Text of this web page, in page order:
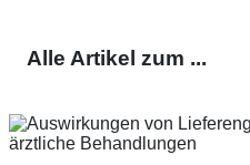
Alle Artikel zum ...